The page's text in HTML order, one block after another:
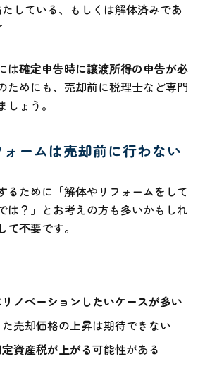
している、もしくは解体済みであ
は確定申告時に譲渡所得の申告が必
ためにも、売却前に税理士など専門
ょう。
ームは売却前に行わない
るために「解体やリフォームをして
は？」とお考えの方も多いかもしれ
て不要です。
ノベーションしたいケースが多い
売却価格の上昇は期待できない
資産税が上がる可能性がある